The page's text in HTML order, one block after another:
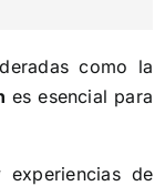
como la
es esencial para
de